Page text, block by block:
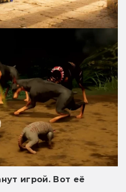
игрой. Вот её